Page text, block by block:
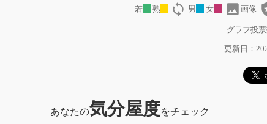
若 熟 loop 男 女 image画像
グラフ投
更新日：
あなたの気分屋度をチェック